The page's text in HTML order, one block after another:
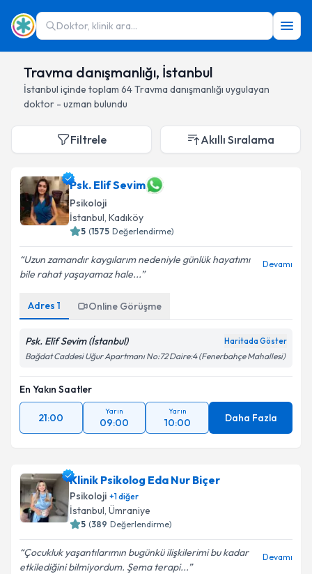
Doktor, klinik ara...
Travma danışmanlığı, İstanbul
İstanbul içinde toplam 64Travma danışmanlığı uygulayan
doktor - uzman bulundu
Filtrele Akıllı Sıralama
Psk. Elif Sevim
Psikoloji
İstanbul, Kadıköy
5 (1575 Değerlendirme)
Uzun zamandır kaygılarım nedeniyle günlük hayatımı
bile rahat yaşayamaz hale...
Devamı
Adres 1 Online Görüşme
Psk. Elif Sevim (İstanbul) Haritada Göster
Bağdat Caddesi Uğur Apartmanı No:72 Daire:4 (Fenerbahçe Mahallesi)
En Yakın Saatler
21:00
Yarın
09:00
Yarın
10:00 Daha Fazla
Klinik Psikolog Eda Nur Biçer
Psikoloji +1diğer
İstanbul, Ümraniye
5 (389 Değerlendirme)
Çocukluk yaşantılarımın bugünkü ilişkilerimi bu kadar
etkilediğini bilmiyordum. Şema terapi...
Devamı